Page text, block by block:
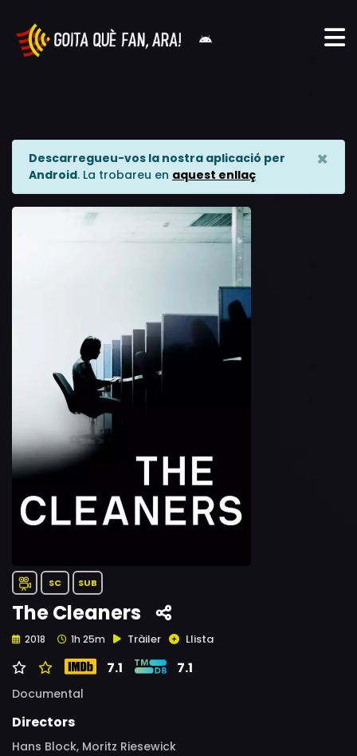
Descarregueu-vos la nostra aplicació per
Android. La trobareu en aquest enllaç
×
SC SUB
The Cleaners
2018 1h 25m Tràiler Llista
7.1 7.1
Documental
Directors
Hans Block, Moritz Riesewick